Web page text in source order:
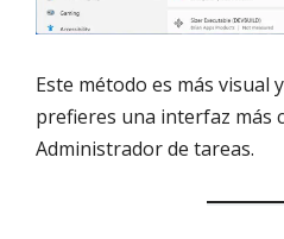
Este método es más visual
prefieres una interfaz más
Administrador de tareas.